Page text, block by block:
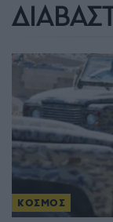
ΚΟΣΜΟΣ